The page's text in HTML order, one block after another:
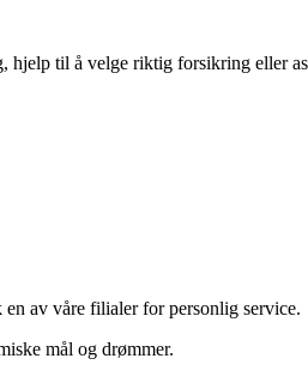
til å velge riktig forsikring eller
en av våre filialer for personlig service.
mål og drømmer.